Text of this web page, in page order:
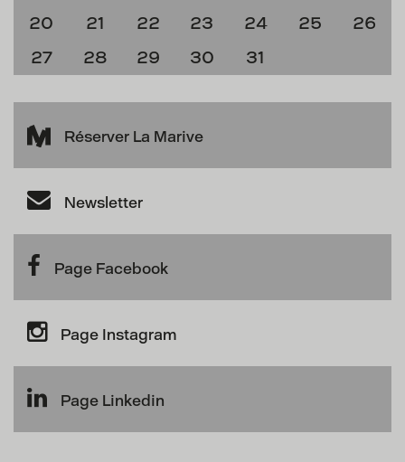
20
21 22 23 24 25
26
27
28 29 30 31
Réserver La Marive
Newsletter
Page Facebook
Page Instagram
Page Linkedin